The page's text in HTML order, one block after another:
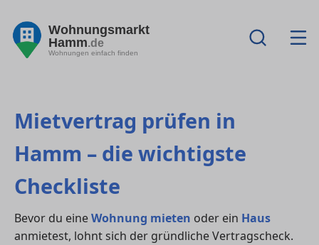
Wohnungsmarkt
Hamm.de
Wohnungen einfach finden
Mietvertrag prüfen in
Hamm – die wichtigste
Checkliste
Bevor du eineWohnung mieten oder ein Haus
anmietest, lohnt sich der gründliche Vertragscheck.